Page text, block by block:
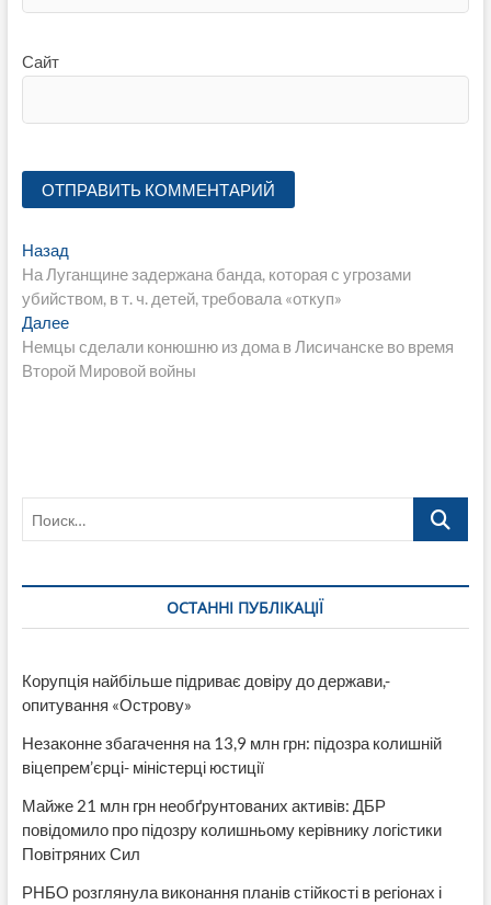
Сайт
Навигация
по
записям
НазадПредыдущая
запись:
На Луганщине задержана банда, которая с угрозами
убийством, в т. ч. детей, требовала «откуп»
ДалееСледующая
запись:
Немцы сделали конюшню из дома в Лисичанске во время
Второй Мировой войны
Поиск…
ОСТАННІ ПУБЛІКАЦІЇ
Корупція найбільше підриває довіру до держави,-
опитування «Острову»
Незаконне збагачення на 13,9 млн грн: підозра колишній
віцепрем’єрці- міністерці юстиції
Майже 21 млн грн необґрунтованих активів: ДБР
повідомило про підозру колишньому керівнику логістики
Повітряних Сил
РНБО розглянула виконання планів стійкості в регіонах і